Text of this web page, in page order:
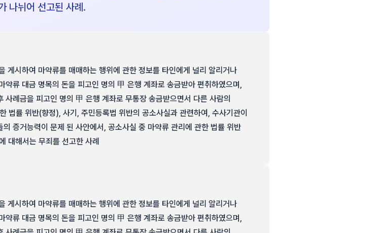
나뉘어 선고된 사례.
게시하여 마약류를 매매하는 행위에 관한 정보를 타인에게 널리 알리거나
약류 대금 명목의 돈을 피고인 명의 甲 은행 계좌로 송금받아 편취하였으며,
례금을 피고인 명의 甲 은행 계좌로 무통장 송금받으면서 다른 사람의
법률 위반(향정), 사기, 주민등록법 위반의 공소사실과 관련하여, 수사기관이
증거능력이 문제 된 사안에서, 공소사실 중 마약류 관리에 관한 법률 위반
대해서는 무죄를 선고한 사례
게시하여 마약류를 매매하는 행위에 관한 정보를 타인에게 널리 알리거나
약류 대금 명목의 돈을 피고인 명의 甲 은행 계좌로 송금받아 편취하였으며,